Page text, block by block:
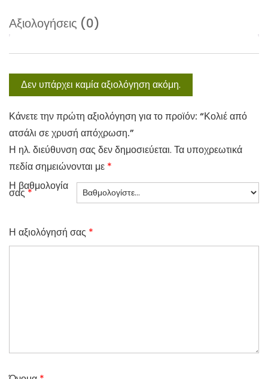
Αξιολογήσεις (0)
Δεν υπάρχει καμία αξιολόγηση ακόμη.
Κάνετε την πρώτη αξιολόγηση για το προϊόν: “Κολιέ από
ατσάλι σε χρυσή απόχρωση.”
Η ηλ. διεύθυνση σας δεν δημοσιεύεται. Τα υποχρεωτικά
πεδία σημειώνονται με *
Η βαθμολογία
σας*
Η αξιολόγησή σας *